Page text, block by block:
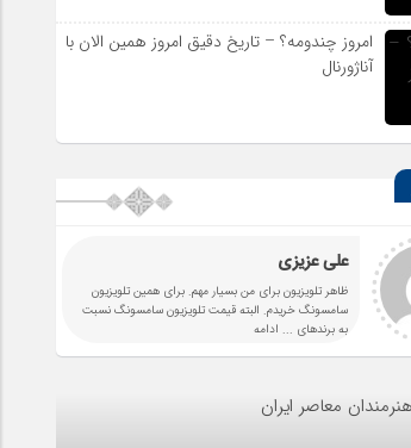
امروز چندومه؟ – تاریخ دقیق امروز همین الان با
آناژورنال
علی عزیزی
ظاهر تلویزیون برای من بسیار مهم. برای همین تلویزیون
سامسونگ خریدم. البته قیمت تلویزیون سامسونگ نسبت
به برندهای ... ادامه